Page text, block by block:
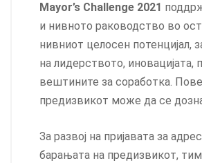
Mayor’s Challenge 2021
и нивното раководство во
нивниот целосен потенцијал,
на лидерството, иновацијата,
вештините за соработка.
предизвикот може да се
За развој на пријавата за
барањата на предизвикот,